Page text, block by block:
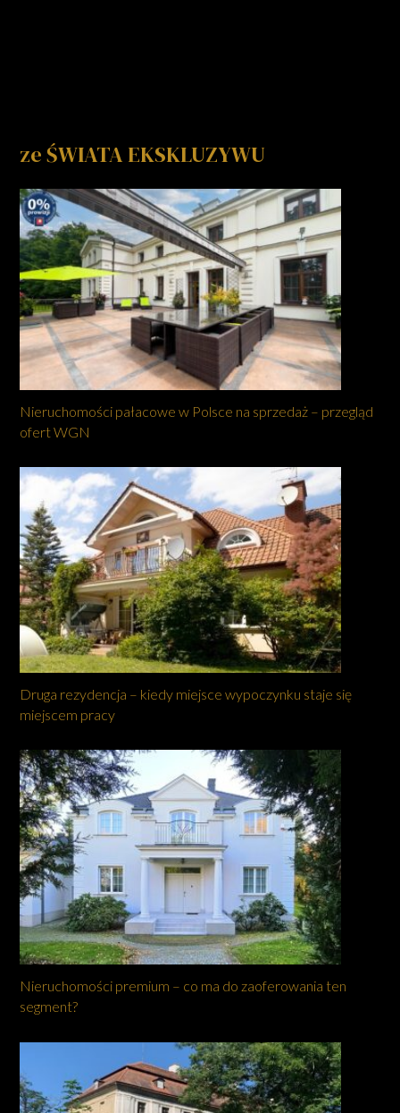
ze ŚWIATA EKSKLUZYWU
Nieruchomości pałacowe w Polsce na sprzedaż – przegląd
ofert WGN
Druga rezydencja – kiedy miejsce wypoczynku staje się
miejscem pracy
Nieruchomości premium – co ma do zaoferowania ten
segment?